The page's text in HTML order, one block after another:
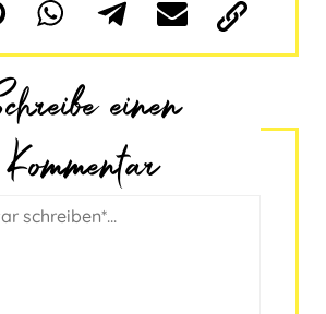
einen
Kommentar